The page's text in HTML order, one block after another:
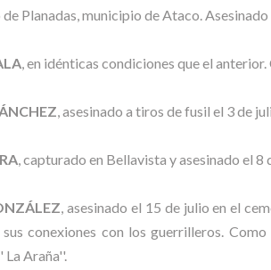
Planadas, municipio de Ataco.
, en idénticas condiciones que el
, asesinado a tiros de fusil el 3 de
, capturado en Bellavista y asesinado el
, asesinado el 15 de julio en el
conexiones con los guerrilleros.
Araña''.